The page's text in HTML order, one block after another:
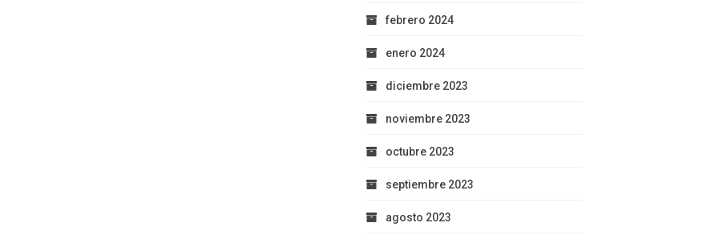
febrero 2024
enero 2024
diciembre 2023
noviembre 2023
octubre 2023
septiembre 2023
agosto 2023